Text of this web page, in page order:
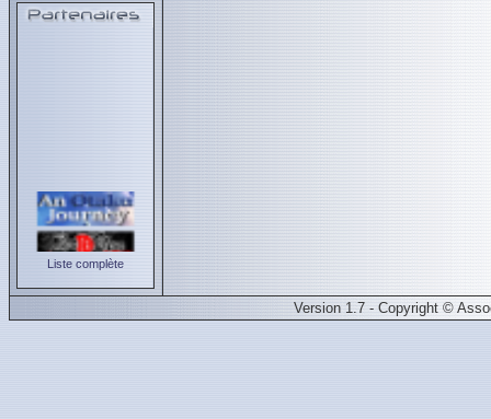
Liste complète
Version 1.7 - Copyright ©